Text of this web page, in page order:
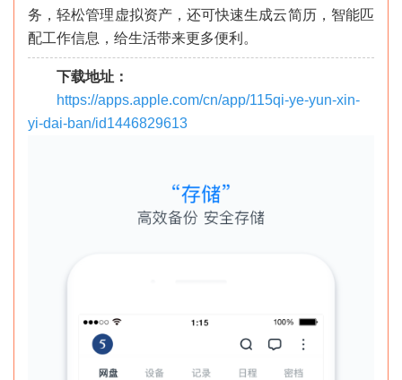
务，轻松管理虚拟资产，还可快速生成云简历，智能匹
配工作信息，给生活带来更多便利。
下载地址：
https://apps.apple.com/cn/app/115qi-ye-yun-xin-
yi-dai-ban/id1446829613